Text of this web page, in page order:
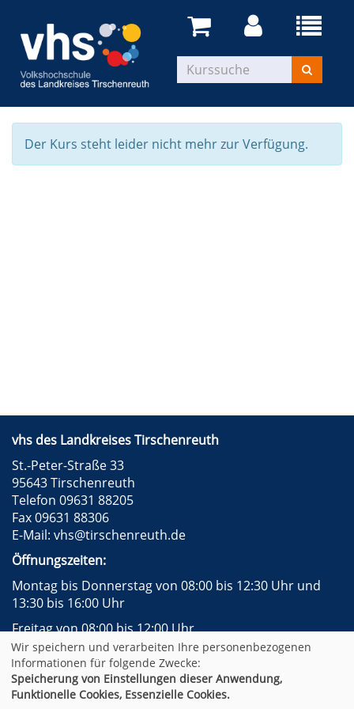
Der Kurs steht leider nicht mehr zur Verfügung.
vhs des Landkreises Tirschenreuth
St.-Peter-Straße 33
95643 Tirschenreuth
Telefon 09631 88205
Fax 09631 88306
E-Mail: vhs@tirschenreuth.de
Öffnungszeiten:
Montag bis Donnerstag von 08:00 bis 12:30 Uhr und
13:30 bis 16:00 Uhr
Freitag von 08:00 bis 12:00 Uhr
Facebook
Instagram
Impressum
AGB
Datenschutzerklärung
Widerrufsformular
Newsletter
Sitemap
Wir speichern und verarbeiten Ihre personenbezogenen
Informationen für folgende Zwecke:
Speicherung von Einstellungen dieser Anwendung,
Funktionelle Cookies, Essenzielle Cookies.